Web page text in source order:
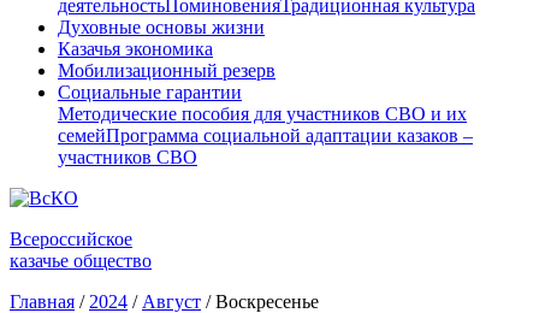
деятельностьПоминовенияТрадиционная культура
Духовные основы жизни
Казачья экономика
Мобилизационный резерв
Социальные гарантии
Методические пособия для участников СВО и их
семейПрограмма социальной адаптации казаков –
участников СВО
Всероссийское
казачье общество
Главная / 2024 / Август /Воскресенье